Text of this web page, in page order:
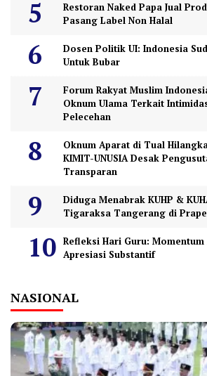
Restoran Naked Papa Jual
Pasang Label Non Halal
Dosen Politik UI: Indonesia
Untuk Bubar
Forum Rakyat Muslim
Oknum Ulama Terkait
Pelecehan
Oknum Aparat di Tual
KIMIT-UNUSIA Desak
Transparan
Diduga Menabrak KUHP &
Tigaraksa Tangerang di
Refleksi Hari Guru:
Apresiasi Substantif
NASIONAL